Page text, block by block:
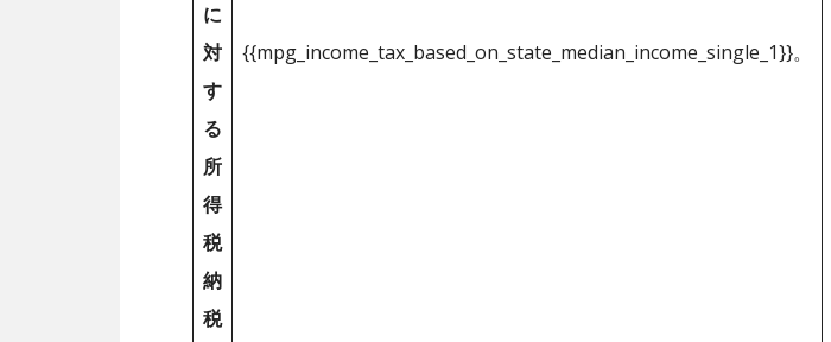
に
対
す
る
所
得
税
納
税
{{mpg_income_tax_based_on_state_median_income_single_1}}。